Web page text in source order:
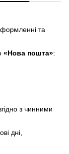
та
«Нова пошта»:
з чинними
дні,